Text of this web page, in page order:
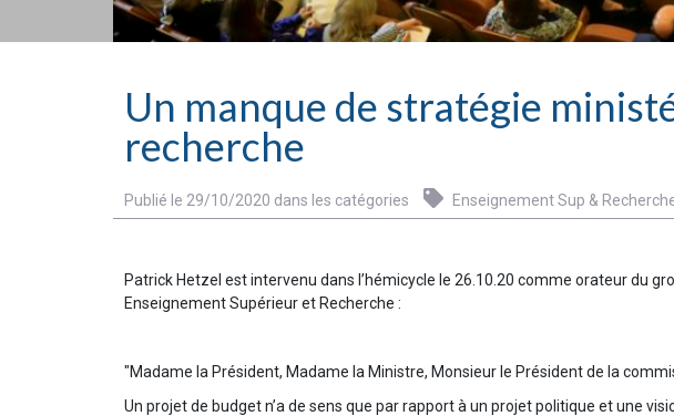
Un manque de stratégie
recherche
Publié le 29/10/2020 dans les catégories Enseignement Sup &
Patrick Hetzel est intervenu dans l’hémicycle le 26.10.20 comme orateur du
Enseignement Supérieur et Recherche :
"Madame la Président, Madame la Ministre, Monsieur le Président de la
Un projet de budget n’a de sens que par rapport à un projet politique et une